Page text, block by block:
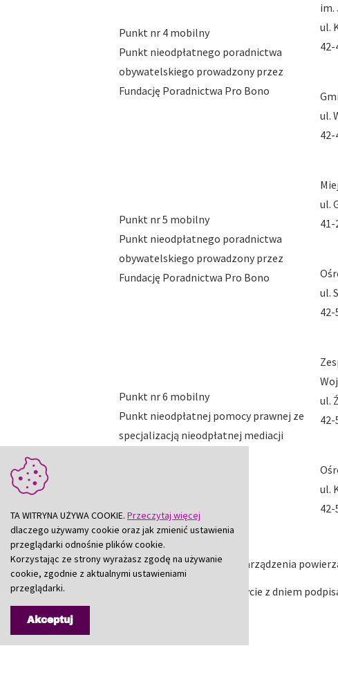
TA WITRYNA UŻYWA COOKIE. Przeczytaj więcej
dlaczego używamy cookie oraz jak zmienić ustawienia
przeglądarki odnośnie plików cookie.
Korzystając ze strony wyrażasz zgodę na używanie
cookie, zgodnie z aktualnymi ustawieniami
przeglądarki.
Akceptuj
Punkt nr 4 mobilny
Punkt nieodpłatnego poradnictwa
obywatelskiego prowadzony przez
Fundację Poradnictwa Pro Bono
im.
ul.
42-
ul.
42-
Punkt nr 5 mobilny
Punkt nieodpłatnego poradnictwa
obywatelskiego prowadzony przez
Fundację Poradnictwa Pro Bono
ul.
41-
ul.
42-
Punkt nr 6 mobilny
Punkt nieodpłatnej pomocy prawnej ze
specjalizacją nieodpłatnej mediacji
ul.
42-
ul.
42-
§3.Wykonanie niniejszego zarządzenia
Zarządzenie wchodzi w życie z dniem
Starosta Będziński